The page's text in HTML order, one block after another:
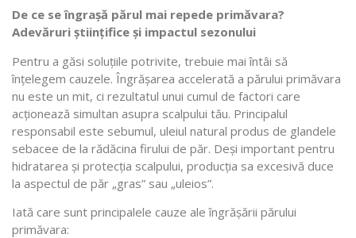
De ce se îngrașă părul mai repede primăvara?
Adevăruri științifice și impactul sezonului
Pentru a găsi soluțiile potrivite, trebuie mai întâi să
înțelegem cauzele. Îngrășarea accelerată a părului primăvara
nu este un mit, ci rezultatul unui cumul de factori care
acționează simultan asupra scalpului tău. Principalul
responsabil este sebumul, uleiul natural produs de glandele
sebacee de la rădăcina firului de păr. Deși important pentru
hidratarea și protecția scalpului, producția sa excesivă duce
la aspectul de păr „gras” sau „uleios”.
Iată care sunt principalele cauze ale îngrășării părului
primăvara: